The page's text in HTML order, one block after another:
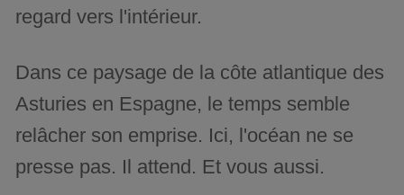
regard vers l'intérieur.
Dans ce paysage de la côte atlantique des
Asturies en Espagne, le temps semble
relâcher son emprise. Ici, l'océan ne se
presse pas. Il attend. Et vous aussi.